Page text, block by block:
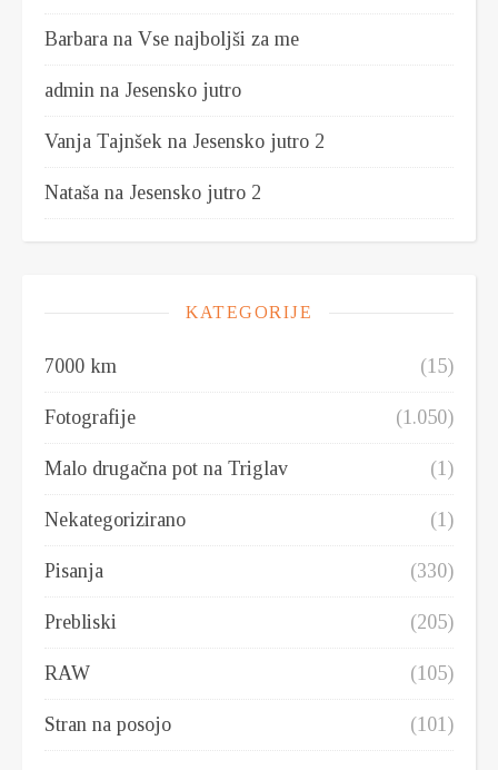
Barbara na Vse najboljši za me
admin na Jesensko jutro
Vanja Tajnšek na Jesensko jutro 2
Nataša na Jesensko jutro 2
KATEGORIJE
7000 km (15)
Fotografije (1.050)
Malo drugačna pot na Triglav (1)
Nekategorizirano (1)
Pisanja (330)
Prebliski (205)
RAW (105)
Stran na posojo (101)